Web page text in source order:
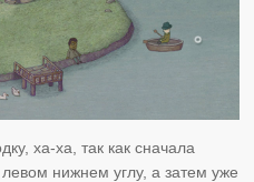
ха-ха, так как сначала
нижнем углу, а затем уже